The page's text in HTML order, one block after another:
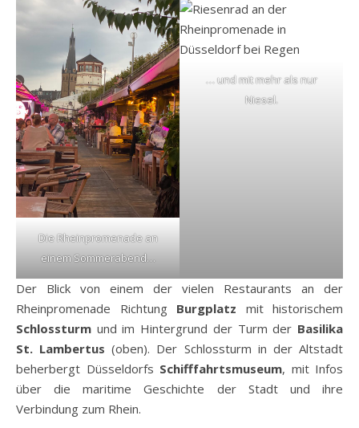
Die Rheinpromenade an
einem Sommerabend…
… und mit mehr als nur
Niesel.
Der Blick von einem der vielen Restaurants an der
Rheinpromenade Richtung Burgplatz mit historischem
Schlossturm und im Hintergrund der Turm der Basilika
St. Lambertus (oben). Der Schlossturm in der Altstadt
beherbergt Düsseldorfs Schifffahrtsmuseum, mit Infos
über die maritime Geschichte der Stadt und ihre
Verbindung zum Rhein.